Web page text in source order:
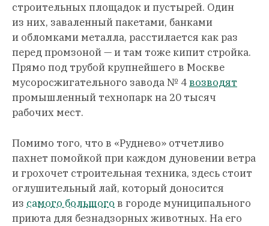
строительных площадок и пустырей. Один
из них, заваленный пакетами, банками
и обломками металла, расстилается как раз
перед промзоной — и там тоже кипит стройка.
Прямо под трубой крупнейшего в Москве
мусоросжигательного завода № 4возводят
промышленный технопарк на 20 тысяч
рабочих мест.
Помимо того, что в «Руднево» отчетливо
пахнет помойкой при каждом дуновении ветра
и грохочет строительная техника, здесь стоит
оглушительный лай, который доносится
из самого большого в городе муниципального
приюта для безнадзорных животных. На его